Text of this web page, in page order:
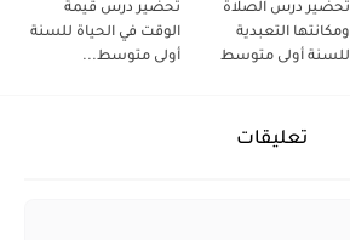
تحضير درس الصلاة
ومكانتها التعبدية
للسنة أولى متوسط
تحضير درس قيمة
الوقت في الحياة للسنة
أولى متوسط...
تعليقات